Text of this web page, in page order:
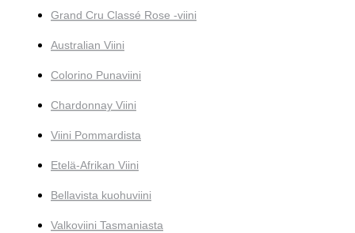
Grand Cru Classé Rose -viini
Australian Viini
Colorino Punaviini
Chardonnay Viini
Viini Pommardista
Etelä-Afrikan Viini
Bellavista kuohuviini
Valkoviini Tasmaniasta